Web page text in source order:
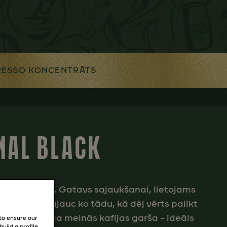
KONCENTRĀTS
BLACK
Gatavs sajaukšanai, lietojams
vai sajauc ko tādu, kā dēļ vērts palikt
izteiksmīga melnās kafijas garša – ideāls
ensure our